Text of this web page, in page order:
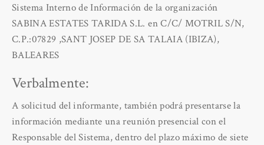
Sistema Interno de Información de la organización
SABINA ESTATES TARIDA S.L. en C/C/ MOTRIL S/N,
C.P.:07829 ,SANT JOSEP DE SA TALAIA (IBIZA),
BALEARES
Verbalmente:
A solicitud del informante, también podrá presentarse la
información mediante una reunión presencial con el
Responsable del Sistema, dentro del plazo máximo de siete